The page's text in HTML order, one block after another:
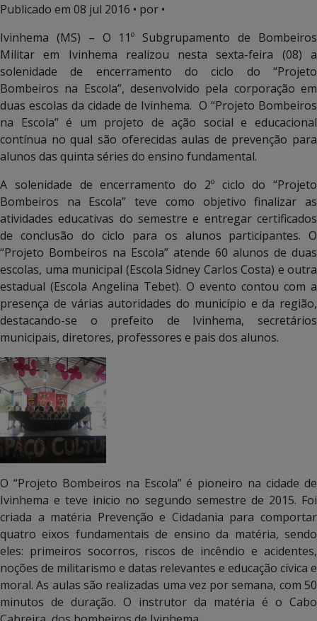
Publicado em 08 jul 2016 • por •
Ivinhema (MS) – O 11º Subgrupamento de Bombeiros
Militar em Ivinhema realizou nesta sexta-feira (08) a
solenidade de encerramento do ciclo do “Projeto
Bombeiros na Escola”, desenvolvido pela corporação em
duas escolas da cidade de Ivinhema. O “Projeto Bombeiros
na Escola” é um projeto de ação social e educacional
contínua no qual são oferecidas aulas de prevenção para
alunos das quinta séries do ensino fundamental.
A solenidade de encerramento do 2º ciclo do “Projeto
Bombeiros na Escola” teve como objetivo finalizar as
atividades educativas do semestre e entregar certificados
de conclusão do ciclo para os alunos participantes. O
“Projeto Bombeiros na Escola” atende 60 alunos de duas
escolas, uma municipal (Escola Sidney Carlos Costa) e outra
estadual (Escola Angelina Tebet). O evento contou com a
presença de várias autoridades do município e da região,
destacando-se o prefeito de Ivinhema, secretários
municipais, diretores, professores e pais dos alunos.
O “Projeto Bombeiros na Escola” é pioneiro na cidade de
Ivinhema e teve inicio no segundo semestre de 2015. Foi
criada a matéria Prevenção e Cidadania para comportar
quatro eixos fundamentais de ensino da matéria, sendo
eles: primeiros socorros, riscos de incêndio e acidentes,
noções de militarismo e datas relevantes e educação cívica e
moral. As aulas são realizadas uma vez por semana, com 50
minutos de duração. O instrutor da matéria é o Cabo